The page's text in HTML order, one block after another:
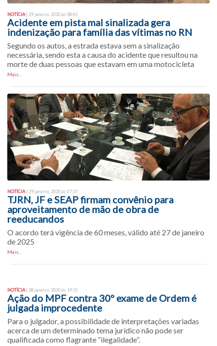
NOTÍCIA | 29 janeiro, 2020 às 08:42
Acidente em pista mal sinalizada gera
indenização para família das vítimas no RN
Segundo os autos, a estrada estava sem a sinalização
necessária, sendo esta a causa do acidente que resultou na
morte de duas pessoas que estavam em uma motocicleta
Mais…
NOTÍCIA | 29 janeiro, 2020 às 07:37
TJRN, JF e SEAP firmam convênio para
aproveitamento de mão de obra de
reeducandos
O acordo terá vigência de 60 meses, válido até 27 de janeiro
de 2025
Mais…
NOTÍCIA | 28 janeiro, 2020 às 19:15
Ação do MPF contra 30º exame de Ordem é
julgada improcedente
Para o julgador, a possibilidade de interpretações variadas
acerca de um determinado tema jurídico não pode ser
qualificada como flagrante “ilegalidade”.